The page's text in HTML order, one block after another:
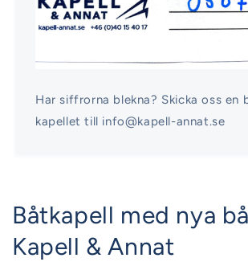
Har siffrorna blekna? Skicka oss en
kapellet till info@kapell-annat.se
Båtkapell med nya
Kapell & Annat